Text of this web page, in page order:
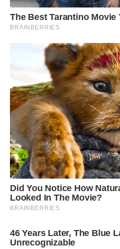
The Best Tarantino Movie
BRAINBERRIES
Did You Notice How
Looked In The Movie?
BRAINBERRIES
46 Years Later, The Blue
Unrecognizable